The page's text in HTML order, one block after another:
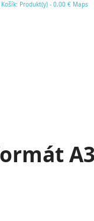
Košík: Produkt(y) - 0,00 € Maps